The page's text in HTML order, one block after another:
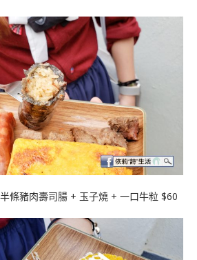
條豬肉壽司腸 + 玉子燒 + 一口牛粒 $60